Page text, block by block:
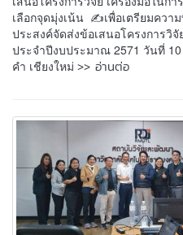
เลือกจุดมุ่งเน้น ✍เพื่อเตรียมควา
ประสงค์จัดส่งข้อเสนอโครงการวิ
ประจำปีงบประมาณ 2571 วันที่
คำ เชียงใหม่ >> อ่านต่อ